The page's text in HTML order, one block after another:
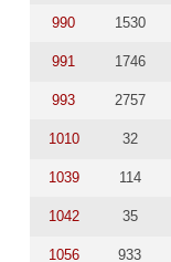
990 1530
991 1746
993 2757
1010 32
1039 114
1042 35
1056 933